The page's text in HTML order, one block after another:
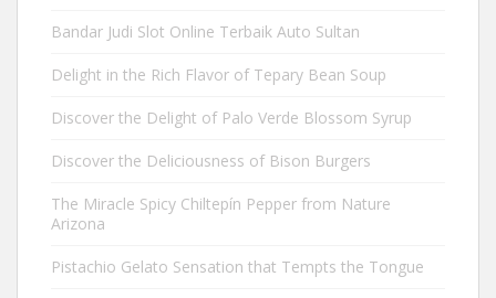
Bandar Judi Slot Online Terbaik Auto Sultan
Delight in the Rich Flavor of Tepary Bean Soup
Discover the Delight of Palo Verde Blossom Syrup
Discover the Deliciousness of Bison Burgers
The Miracle Spicy Chiltepín Pepper from Nature
Arizona
Pistachio Gelato Sensation that Tempts the Tongue